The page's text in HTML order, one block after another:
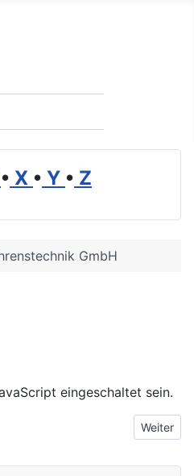
• X • Y • Z
GmbH
eingeschaltet sein.
Nächster
Weiter